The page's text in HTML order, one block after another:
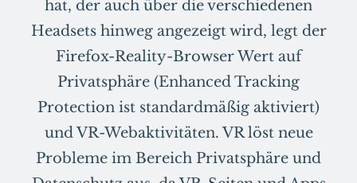
hat, der auch über die verschiedenen
Headsets hinweg angezeigt wird, legt der
Firefox-Reality-Browser Wert auf
Privatsphäre (Enhanced Tracking
Protection ist standardmäßig aktiviert)
und VR-Webaktivitäten. VR löst neue
Probleme im Bereich Privatsphäre und